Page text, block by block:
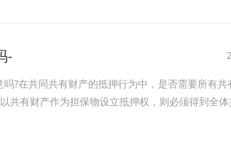
-
?在共同共有财产的抵押行为中，是否需要所有
共有财产作为担保物设立抵押权，则必须得到全